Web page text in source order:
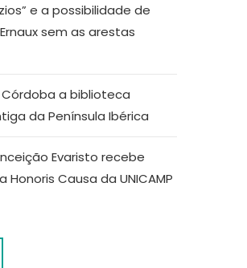
e a possibilidade de
sem as arestas
a biblioteca
da Península Ibérica
Evaristo recebe
Causa da UNICAMP